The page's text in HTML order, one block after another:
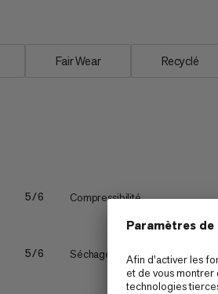
Fair Wear Recyclé
5/6 Compressibilité
5/6 Séchage rapide